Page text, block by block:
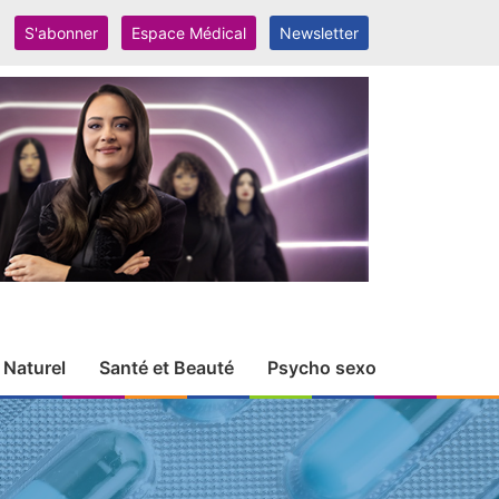
S'abonner Espace Médical Newsletter
Santé et Beauté Psycho sexo